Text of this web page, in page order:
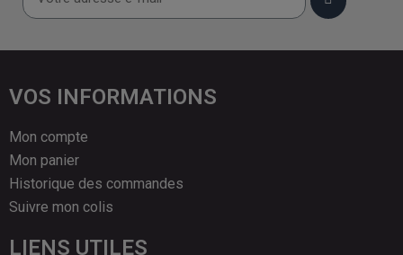
VOS INFORMATIONS
Mon compte
Mon panier
Historique des commandes
Suivre mon colis
LIENS UTILES